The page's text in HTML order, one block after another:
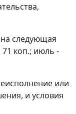
следующая
71 коп.; июль -
или
и условия